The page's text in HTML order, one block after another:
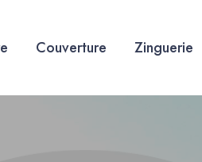
Couverture Zinguerie